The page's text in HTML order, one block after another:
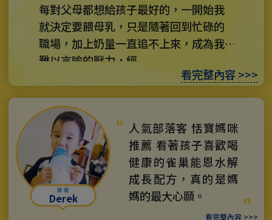
每對父母都想給孩子最好的，一開始我
就決定要餵母乳，只是隨著回到忙碌的
職場，加上奶量一直追不上來，成為我
難以言喻的壓力，經...
看完整內容 >>>
Derek
人氣部落客 恬寶媽咪
推薦 看著孩子喜歡喝
健康的雀巢能恩水解
成長配方，真的是媽
媽的最大心願。
看完整內容 >>>